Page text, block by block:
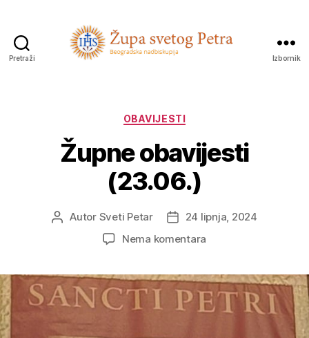
Pretraži Izbornik
Kategorije
OBAVIJESTI
Župne obavijesti
(23.06.)
AutorAutor Sveti Petar
Datum
objave
24 lipnja, 2024
Nema komentara
(23.06.)